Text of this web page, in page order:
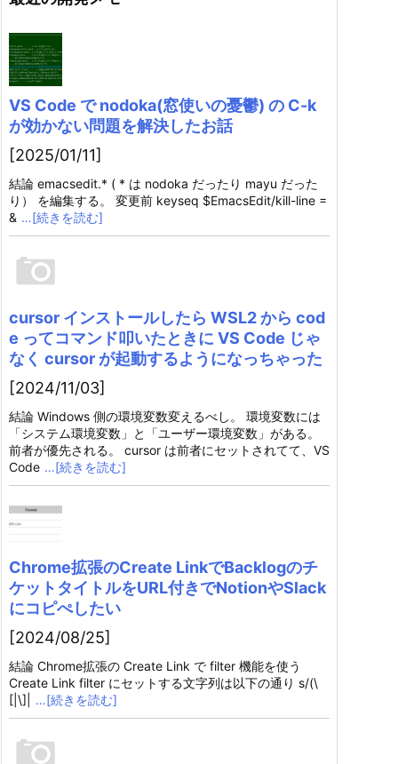
VS Code で nodoka(窓使いの憂鬱) の C-k
が効かない問題を解決したお話
[2025/01/11]
結論 emacsedit.* ( * は nodoka だったり mayu だった
り） を編集する。 変更前 keyseq $EmacsEdit/kill-line =
& …[続きを読む]
cursor インストールしたら WSL2 から cod
e ってコマンド叩いたときに VS Code じゃ
なく cursor が起動するようになっちゃった
[2024/11/03]
結論 Windows 側の環境変数変えるべし。 環境変数には
「システム環境変数」と「ユーザー環境変数」がある。
前者が優先される。 cursor は前者にセットされてて、VS
Code …[続きを読む]
Chrome拡張のCreate LinkでBacklogのチ
ケットタイトルをURL付きでNotionやSlack
にコピぺしたい
[2024/08/25]
結論 Chrome拡張の Create Link で filter 機能を使う
Create Link filter にセットする文字列は以下の通り s/(\
[|\]|
…[続きを読む]